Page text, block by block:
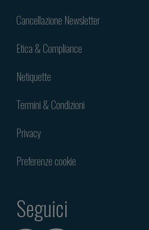
Cancellazione Newsletter
Etica & Compliance
Netiquette
Termini & Condizioni
Privacy
Preferenze cookie
Seguici